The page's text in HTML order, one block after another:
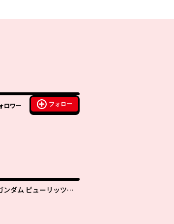
ロワー フォロー
ンダム ピューリッツァ